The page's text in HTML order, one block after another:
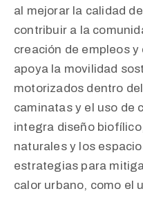
al mejorar la calidad
contribuir a la
creación de empleos
apoya la movilidad
motorizados dentro
caminatas y el uso de
integra diseño
naturales y los
estrategias para
calor urbano, como el